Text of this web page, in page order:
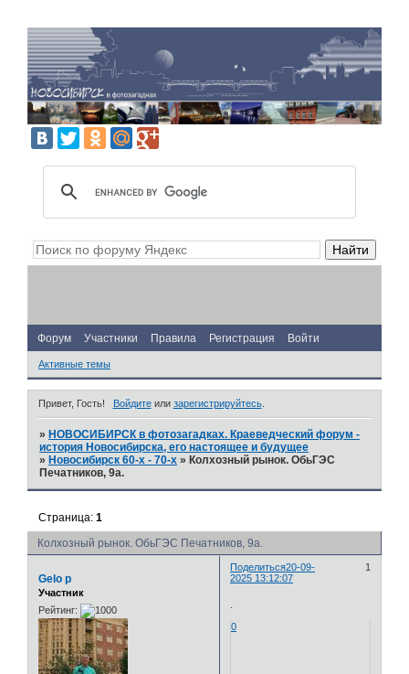
Форум Участники Правила Регистрация Войти
Активные темы
Привет, Гость! Войдитеили зарегистрируйтесь.
» НОВОСИБИРСК в фотозагадках. Краеведческий форум -
история Новосибирска, его настоящее и будущее
» Новосибирск 60-х - 70-х » Колхозный рынок. ОбьГЭС
Печатников, 9а.
Колхозный рынок. ОбьГЭС Печатников, 9а.
Страница:1
Поделиться 1
20-09-
2025 13:12:07
Gelo p
Участник
Рейтинг:
0